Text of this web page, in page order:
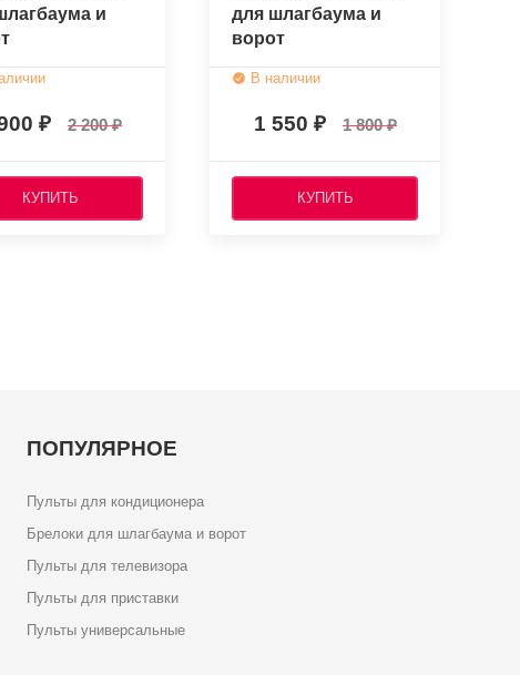
и
2 200
КУПИТЬ
для шлагбаума и
ворот
В наличии
1 550 1 800
КУПИТЬ
ПОПУЛЯРНОЕ
Пульты для кондиционера
Брелоки для шлагбаума и ворот
Пульты для телевизора
Пульты для приставки
Пульты универсальные